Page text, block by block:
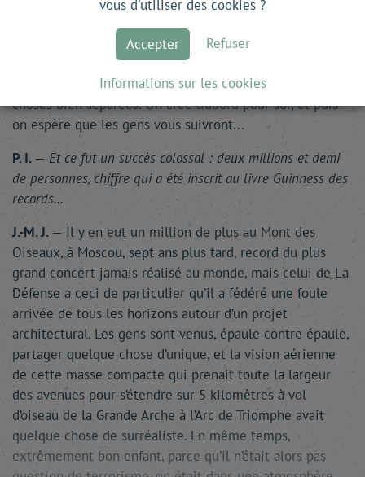
une sorte de viseur. Si tout est politique, le président
récupérant l’affaire à son profit, le créateur, lui, est
toujours égoïste. La morale et la création sont deux
choses bien séparées. On crée d’abord pour soi, et puis
on espère que les gens vous suivront...
P. I. — Et ce fut un succès colossal : deux millions et demi
de personnes, chiffre qui a été inscrit au livre Guinness des
records...
J.-M. J. — Il y en eut un million de plus au Mont des
Oiseaux, à Moscou, sept ans plus tard, record du plus
grand concert jamais réalisé au monde, mais celui de La
Défense a ceci de particulier qu’il a fédéré une foule
arrivée de tous les horizons autour d’un projet
architectural. Les gens sont venus, épaule contre épaule,
partager quelque chose d’unique, et la vision aérienne
de cette masse compacte qui prenait toute la largeur
des avenues pour s’étendre sur 5 kilomètres à vol
d’oiseau de la Grande Arche à l’Arc de Triomphe avait
quelque chose de surréaliste. En même temps,
extrêmement bon enfant, parce qu’il n’était alors pas
vous d'utiliser des cookies ?
Accepter Refuser
Informations sur les cookies